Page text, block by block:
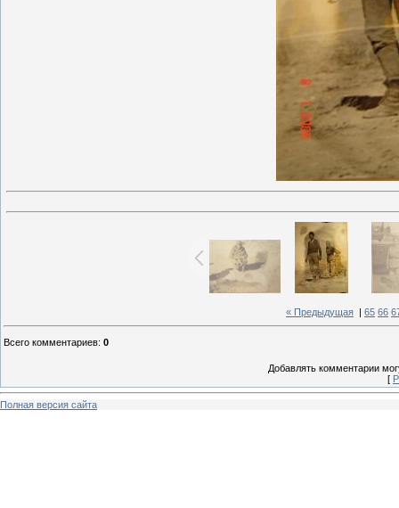
« Предыдущая 65 66
Всего комментариев: 0
Добавлять комментарии
[
Полная версия сайта